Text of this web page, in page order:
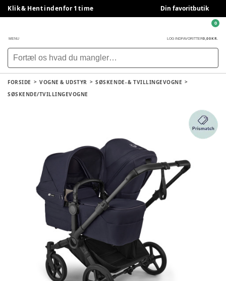
Klik & Hent indenfor 1 time Din favoritbutik
MENU LOG INDFAVORITTER0,00 KR.
0
FORSIDE VOGNE & UDSTYR
SØSKENDE- & TVILLINGEVOGNE
SØSKENDE/TVILLINGEVOGNE